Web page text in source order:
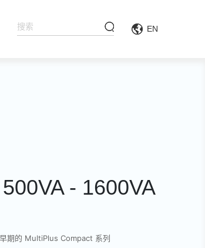
EN
- 1600VA
期的 MultiPlus Compact 系列